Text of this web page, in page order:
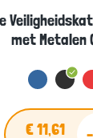
met Metalen
€ 11,61 -